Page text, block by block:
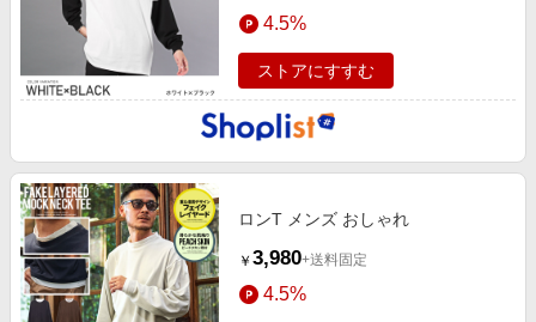
4.5%
ストアにすすむ
ロンT メンズ おしゃれ
￥ 3,980+送料固定
4.5%